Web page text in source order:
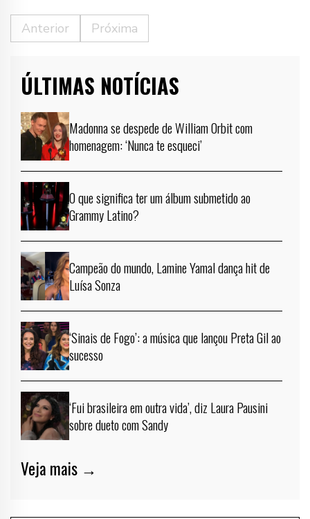
Anterior Próxima
ÚLTIMAS NOTÍCIAS
Madonna se despede de William Orbit com
homenagem: ‘Nunca te esqueci’
O que significa ter um álbum submetido ao
Grammy Latino?
Campeão do mundo, Lamine Yamal dança hit de
Luísa Sonza
‘Sinais de Fogo’: a música que lançou Preta Gil ao
sucesso
‘Fui brasileira em outra vida’, diz Laura Pausini
sobre dueto com Sandy
Veja mais →